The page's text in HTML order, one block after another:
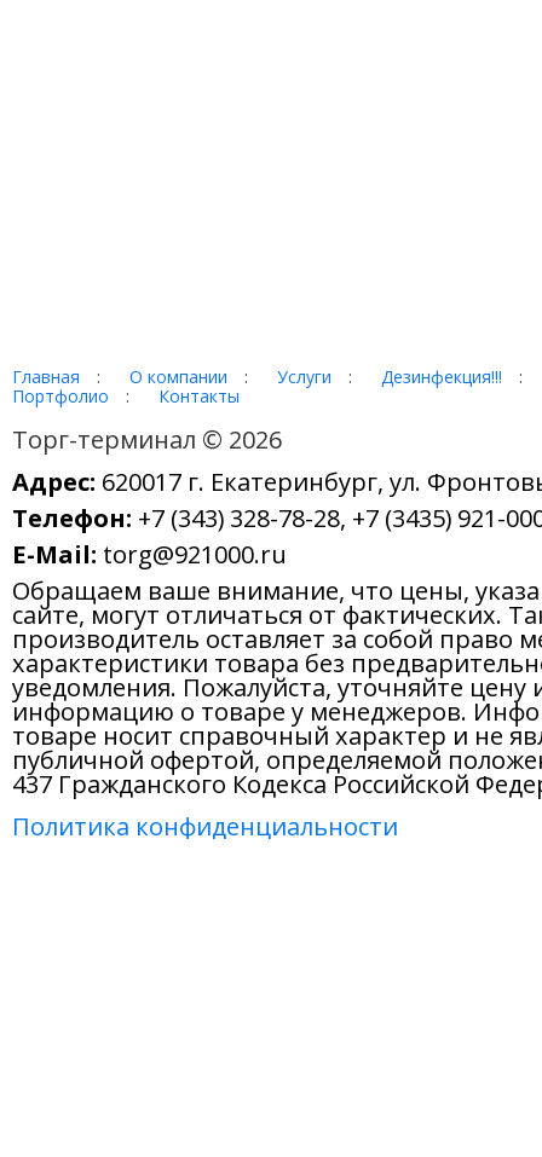
Главная : О компании : Услуги : Дезинфекция!!!
:
Портфолио
: Контакты
Торг-терминал © 2026
Адрес: 620017 г. Екатеринбург, ул.
Телефон: +7 (343) 328-78-28, +7 (3435) 921-
E-Mail: torg@921000.ru
Обращаем ваше внимание, что цены,
сайте, могут отличаться от фактических.
производитель оставляет за собой право
характеристики товара без
уведомления. Пожалуйста, уточняйте цену
информацию о товаре у менеджеров.
товаре носит справочный характер и не
публичной офертой, определяемой
437 Гражданского Кодекса Российской
Политика конфиденциальности